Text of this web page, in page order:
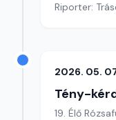
Riporter:
2026. 05.
Tény-
19. Élő